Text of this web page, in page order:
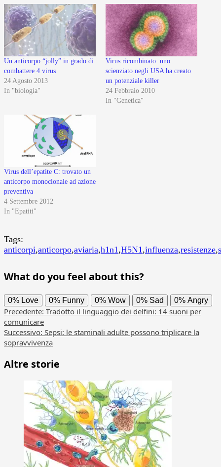
Un anticorpo “jolly” in grado di
combattere 4 virus
24 Agosto 2013
In "biologia"
Virus ricombinato: uno
scienziato negli USA ha creato
un potenziale killer
24 Febbraio 2010
In "Genetica"
Virus dell’epatite C: trovato un
anticorpo monoclonale ad azione
preventiva
4 Settembre 2012
In "Epatiti"
Tags:
anticorpi,anticorpo,aviaria,h1n1,H5N1,influenza,resistenze,
What do you feel about this?
0% Love 0% Funny 0% Wow 0% Sad 0% Angry
Navigazione
articolo
Precedente: Tradotto il linguaggio dei delfini: 14 suoni per
comunicare
Successivo: Sepsi: le staminali adulte possono triplicare la
sopravvivenza
Altre storie